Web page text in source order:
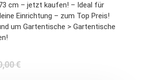
cm – jetzt kaufen! – Ideal für
Einrichtung – zum Top Preis!
um Gartentische > Gartentische
€Ursprünglicher
Aktueller